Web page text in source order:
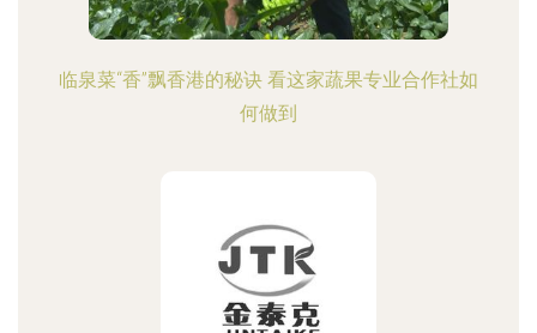
临泉菜“香”飘香港的秘诀 看这家蔬果专业合作社如
何做到